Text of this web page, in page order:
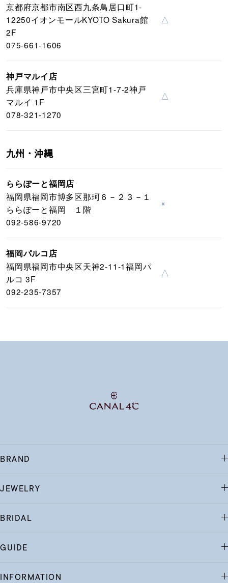
京都府京都市南区西九条鳥居口町1-
12250イオンモールKYOTO Sakura館
2F
075-661-1606
△
神戸マルイ店
兵庫県神戸市中央区三宮町1-7-2神戸
マルイ 1F
078-321-1270
△
九州・沖縄
ららぽーと福岡店
福岡県福岡市博多区那珂６－２３－１
ららぽーと福岡 １階
092-586-9720
×
福岡パルコ店
福岡県福岡市中央区天神2-11-1福岡パ
ルコ 3F
092-235-7357
△
BRAND
JEWELRY
BRIDAL
GUIDE
INFORMATION